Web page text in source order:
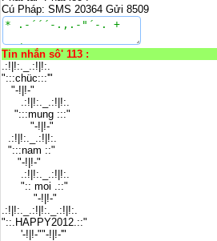
Cú Pháp: SMS 20364 Gửi 8509
Tin nhắn sô' 113 :
.:!|!:._.:!|!:.
":::chüc:::'"
"-!|!-"
.:!|!:._.:!|!:.
":::mung :::"
"-!|!-"
.:!|!:._.:!|!:.
":::nam ::"
"-!|!-"
.:!|!:._.:!|!:.
":: moi .::"
"-!|!-"
.:!|!:._.:!|!:._.:!|!:.
"::.HAPPY2012.::"
'-!|!-""-!|!-'"